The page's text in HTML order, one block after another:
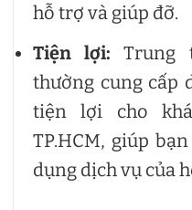
hỗ trợ và giúp đỡ.
Tiện lợi: Trung
thường cung cấp
tiện lợi cho
TP.HCM, giúp
dụng dịch vụ của